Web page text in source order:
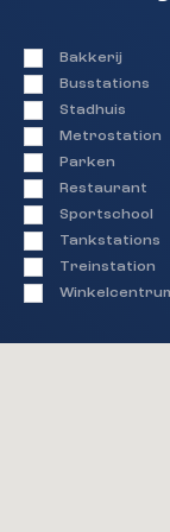
voldoet. Je
te
wanneer je
het huren
–
binnenkomst
afspraken
de
vrijkomt,
– de
Bakkerij
Busstations
Stadhuis
Metrostation
Parken
Restaurant
Sportschool
Tankstations
Treinstation